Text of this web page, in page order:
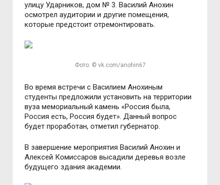
улицу Ударников, дом № 3. Василий Анохин
осмотрел аудитории и другие помещения,
которые предстоит отремонтировать.
Фото: © vk.com/anohin67
Во время встречи с Василием Анохиным
студенты предложили установить на территории
вуза мемориальный камень «Россия была,
Россия есть, Россия будет». Данный вопрос
будет проработан, отметил губернатор.
В завершение мероприятия Василий Анохин и
Алексей Комиссаров высадили деревья возле
будущего здания академии.